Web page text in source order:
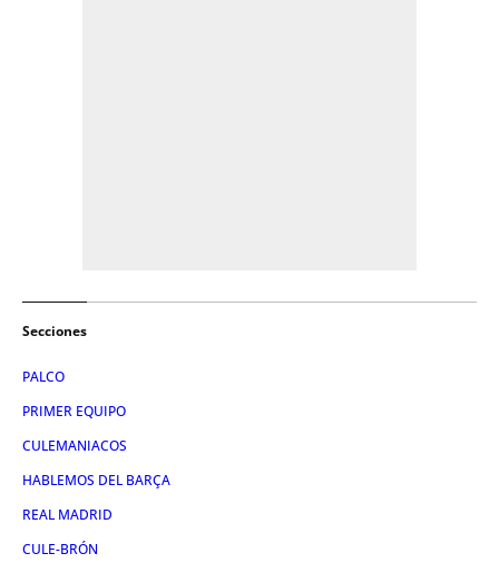
Secciones
PALCO
PRIMER EQUIPO
CULEMANIACOS
HABLEMOS DEL BARÇA
REAL MADRID
CULE-BRÓN